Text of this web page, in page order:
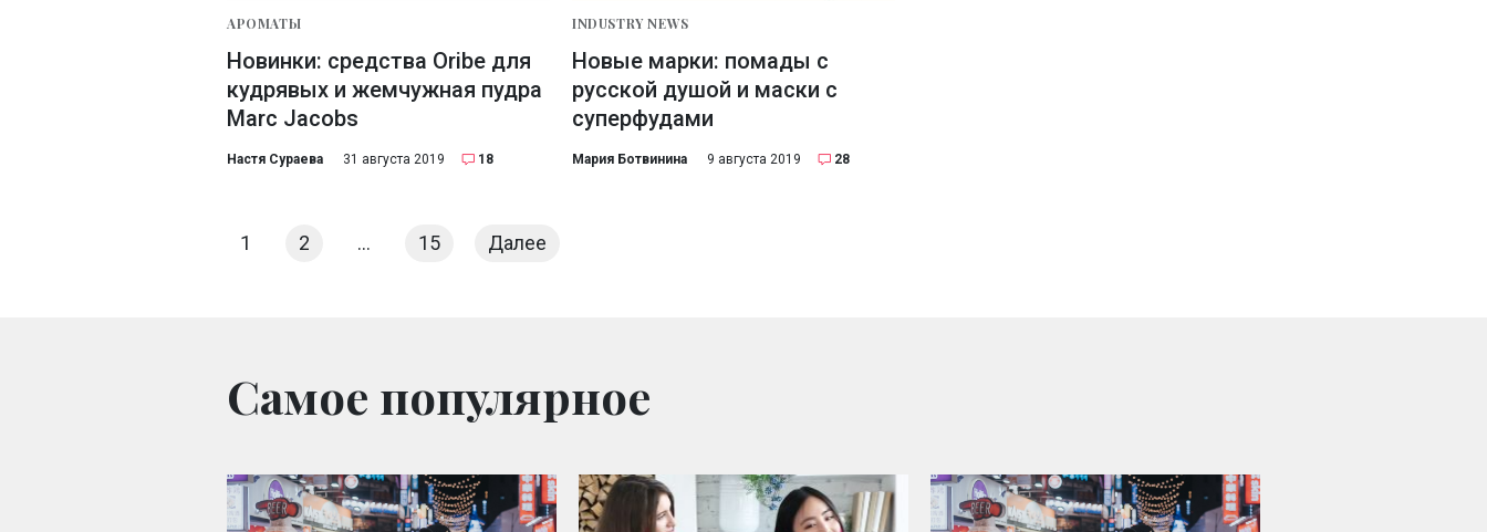
АРОМАТЫ
Новинки: средства Oribe для
кудрявых и жемчужная пудра
Marc Jacobs
Настя Сураева 31 августа 2019 18
INDUSTRY NEWS
Новые марки: помады с
русской душой и маски с
суперфудами
Мария Ботвинина 9 августа 2019 28
1 2 … 15 Далее
Самое популярное